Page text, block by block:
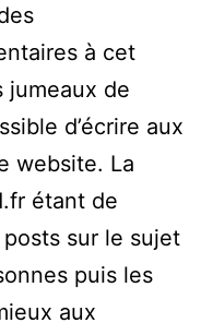
à cet
jumeaux de
d’écrire aux
website. La
étant de
sur le sujet
puis les
aux